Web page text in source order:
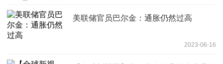
美联储官员巴尔金：通胀仍然过高
2023-06-16